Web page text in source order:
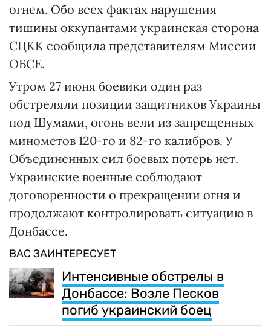
огнем. Обо всех фактах нарушения
тишины оккупантами украинская сторона
СЦКК сообщила представителям Миссии
ОБСЕ.
Утром 27 июня боевики один раз
обстреляли позиции защитников Украины
под Шумами, огонь вели из запрещенных
минометов 120-го и 82-го калибров. У
Объединенных сил боевых потерь нет.
Украинские военные соблюдают
договоренности о прекращении огня и
продолжают контролировать ситуацию в
Донбассе.
ВАС ЗАИНТЕРЕСУЕТ
Интенсивные обстрелы в
Донбассе: Возле Песков
погиб украинский боец